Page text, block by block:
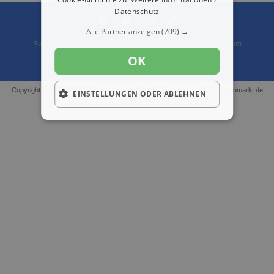
Ratgeber Impressum
Datenschutz
Copyright © 2000 - 2026 | 1A Infosysteme GmbH | Content by: 1A-Anzeigenmarkt.de
Datenschutz
Alle Partner anzeigen(709) →
OK
EINSTELLUNGEN ODER ABLEHNEN